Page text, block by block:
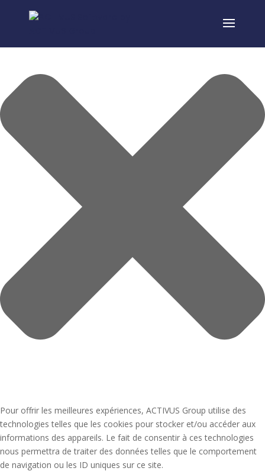
Pour offrir les meilleures expériences, ACTIVUS Group utilise des
technologies telles que les cookies pour stocker et/ou accéder aux
informations des appareils. Le fait de consentir à ces technologies
nous permettra de traiter des données telles que le comportement
de navigation ou les ID uniques sur ce site.